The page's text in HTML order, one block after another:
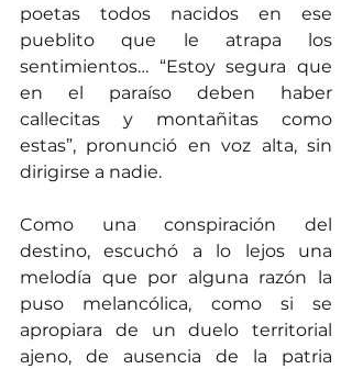
poetas todos nacidos en ese
pueblito que le atrapa los
sentimientos… “Estoy segura que
en el paraíso deben haber
callecitas y montañitas como
estas”, pronunció en voz alta, sin
dirigirse a nadie.
Como una conspiración del
destino, escuchó a lo lejos una
melodía que por alguna razón la
puso melancólica, como si se
apropiara de un duelo territorial
ajeno, de ausencia de la patria